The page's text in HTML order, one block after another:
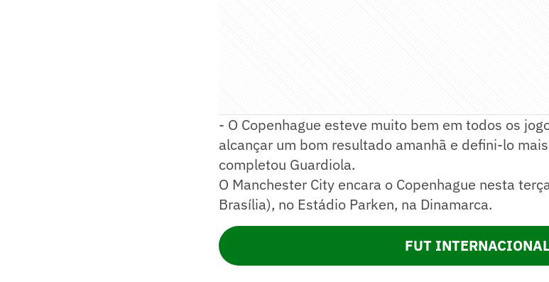
- O Copenhague esteve muito bem em todos os
alcançar um bom resultado amanhã e defini-lo
completou Guardiola.
O Manchester City encara o Copenhague nesta
Brasília), no Estádio Parken, na Dinamarca.
FUT INTERNACIONAL